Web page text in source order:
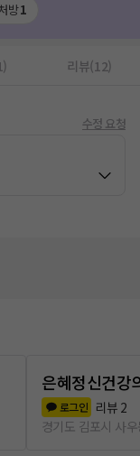
방1
리뷰(12)
수정 요청
은혜정신건강
로그인 리뷰 2
경기도 김포시 사